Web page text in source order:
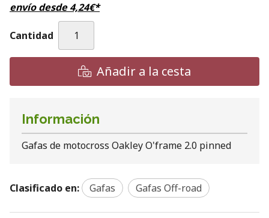
envío desde4,24€*
Cantidad
Añadir a la cesta
Información
Gafas de motocross Oakley O'frame 2.0 pinned
Clasificado en: Gafas Gafas Off-road